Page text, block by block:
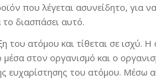
που λέγεται ασυνείδητο, για
διασπάσει αυτό.
ατόμου και τίθεται σε ισχύ. Η
στον οργανισμό και ο
ευχαρίστησης του ατόμου. Μέσω